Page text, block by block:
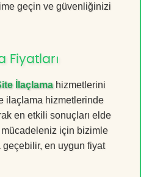
geçin ve güvenliğinizi
Fiyatları
İlaçlamahizmetlerini
ilaçlama hizmetlerinde
en etkili sonuçları elde
için bizimle
geçebilir, en uygun fiyat